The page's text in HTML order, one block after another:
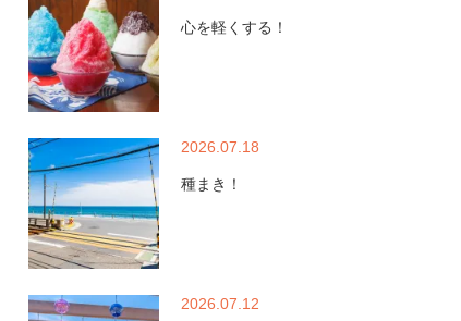
心を軽くする！
2026.07.18
種まき！
2026.07.12